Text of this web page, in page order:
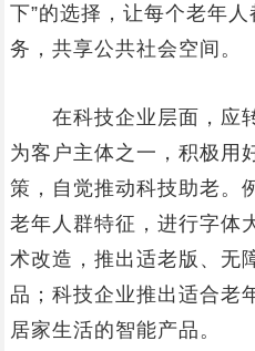
下”的选择，让每个老年
务，共享公共社会空间。
在科技企业层面，应
为客户主体之一，积极用
策，自觉推动科技助老。
老年人群特征，进行字体
术改造，推出适老版、无
品；科技企业推出适合老
居家生活的智能产品。